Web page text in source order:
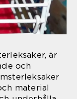
är
och
material